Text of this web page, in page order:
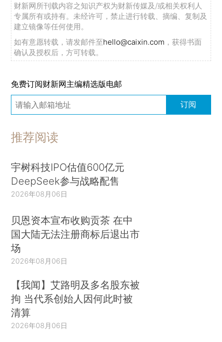
财新网所刊载内容之知识产权为财新传媒及/或相关权利人
专属所有或持有。未经许可，禁止进行转载、摘编、复制及
建立镜像等任何使用。
如有意愿转载，请发邮件至hello@caixin.com ，获得书面
确认及授权后，方可转载。
免费订阅财新网主编精选版电邮
订阅
推荐阅读
宇树科技IPO估值600亿元
DeepSeek参与战略配售
2026年08月06日
贝恩资本宣布收购贡茶 在中
国大陆无法注册商标后退出市
场
2026年08月06日
【我闻】艾路明及多名股东被
拘 当代系创始人因何此时被
清算
2026年08月06日